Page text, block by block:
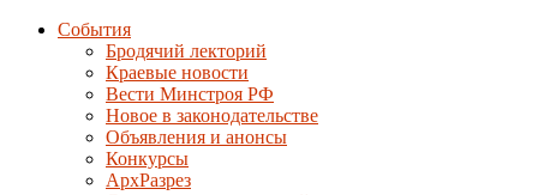
События
Бродячий лекторий
Краевые новости
Вести Минстроя РФ
Новое в законодательстве
Объявления и анонсы
Конкурсы
АрхРазрез